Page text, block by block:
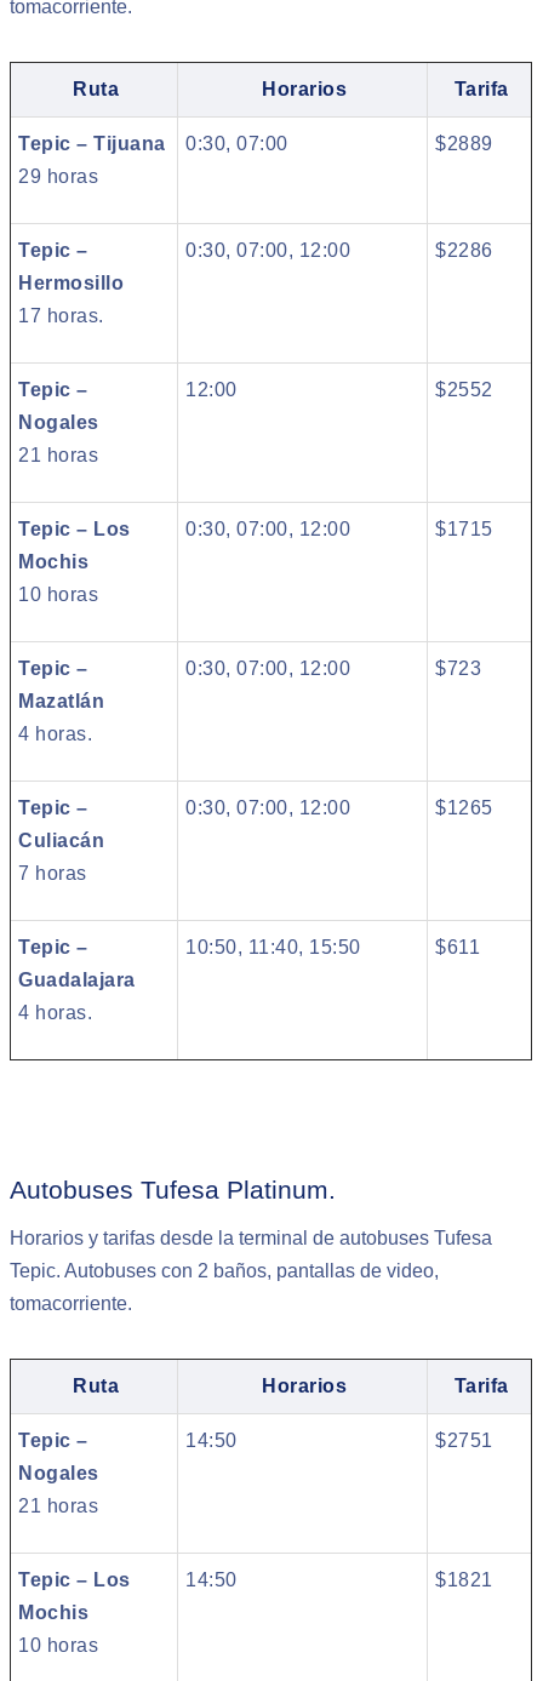
tomacorriente.
Ruta Horarios Tarifa
Tepic – Tijuana
29 horas
0:30, 07:00 $2889
Tepic –
Hermosillo
17 horas.
0:30, 07:00, 12:00 $2286
Tepic –
Nogales
21 horas
12:00 $2552
Tepic – Los
Mochis
10 horas
0:30, 07:00, 12:00 $1715
Tepic –
Mazatlán
4 horas.
0:30, 07:00, 12:00 $723
Tepic –
Culiacán
7 horas
0:30, 07:00, 12:00 $1265
Tepic –
Guadalajara
4 horas.
10:50, 11:40, 15:50 $611
Autobuses Tufesa Platinum.
Horarios y tarifas desde la terminal de autobuses Tufesa
Tepic. Autobuses con 2 baños, pantallas de video,
tomacorriente.
Ruta Horarios Tarifa
Tepic –
Nogales
21 horas
14:50 $2751
Tepic – Los
Mochis
10 horas
14:50 $1821